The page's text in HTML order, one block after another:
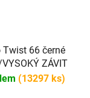
Twist 66 černé
VYSOKÝ ZÁVIT
(13297 ks)